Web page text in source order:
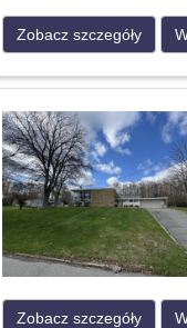
Zobacz szczegóły
Zobacz szczegóły